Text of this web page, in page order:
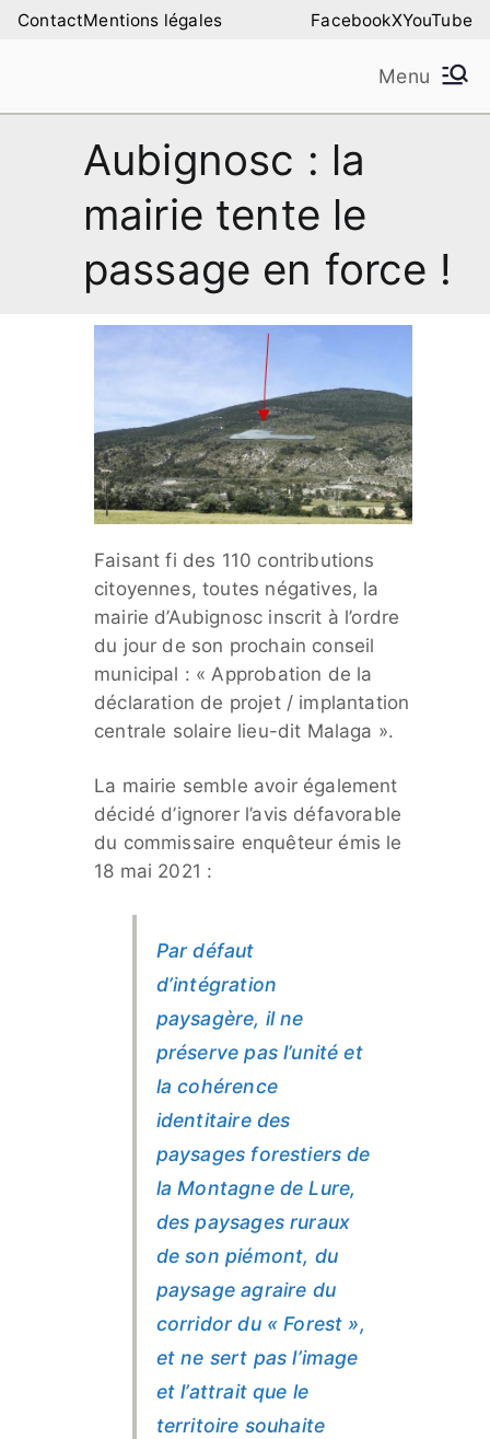
AllerContactMentions légales FacebookXYouTube
Amilure – Les Amis
de la Montagne de
Lure
Menu
Aubignosc : la
mairie tente le
passage en force !
Faisant fi des 110 contributions
citoyennes, toutes négatives, la
mairie d’Aubignosc inscrit à l’ordre
du jour de son prochain conseil
municipal : « Approbation de la
déclaration de projet / implantation
centrale solaire lieu-dit Malaga ».
La mairie semble avoir également
décidé d’ignorer l’avis défavorable
du commissaire enquêteur émis le
18 mai 2021 :
Par défaut
d’intégration
paysagère, il ne
préserve pas l’unité et
la cohérence
identitaire des
paysages forestiers de
la Montagne de Lure,
des paysages ruraux
de son piémont, du
paysage agraire du
corridor du « Forest »,
et ne sert pas l’image
et l’attrait que le
territoire souhaite